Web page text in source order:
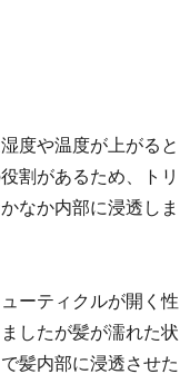
度や温度が上がると
割があるため、トリ
なか内部に浸透しま
ーティクルが開く性
したが髪が濡れた状
髪内部に浸透させた